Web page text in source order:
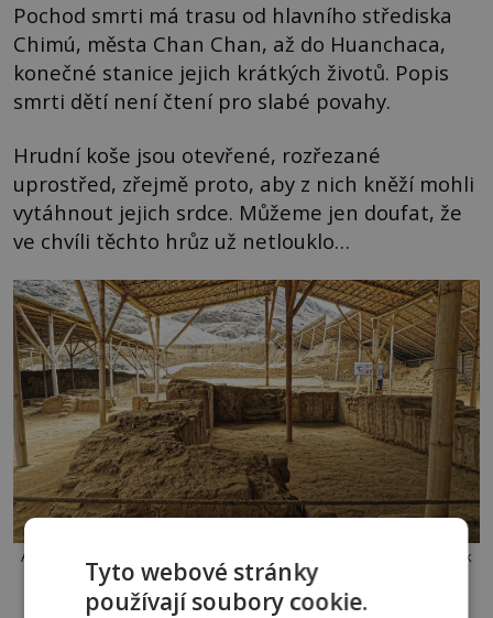
Pochod smrti má trasu od hlavního střediska
Chimú, města Chan Chan, až do Huanchaca,
konečné stanice jejich krátkých životů. Popis
smrti dětí není čtení pro slabé povahy.
Hrudní koše jsou otevřené, rozřezané
uprostřed, zřejmě proto, aby z nich kněží mohli
vytáhnout jejich srdce. Můžeme jen doufat, že
ve chvíli těchto hrůz už netlouklo…
Archeologický výzkum ukazuje, že ani dětské oběti katastrofu a zánik
kultury neodvrátily…
Tyto webové stránky
používají soubory cookie.